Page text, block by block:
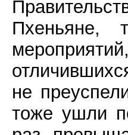
Пхеньяне,
не
тоже ушли